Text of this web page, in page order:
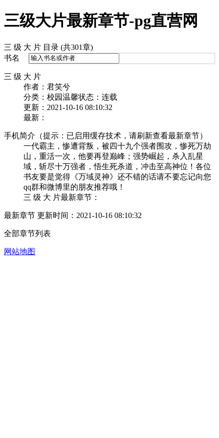
三级大片最新章节-pg直营网
三 级 大 片 目录 (共301章)
书名
三 级 大 片
作者：君笑兮
分类：校园温馨状态：连载
更新：2021-10-16 08:10:32
最新：
手机简介（提示：已启用缓存技术，请刷新查看最新章节）
一代霸主，惨遭背叛，被四十九个强者围攻，惨死万劫
山，重活一次，他要再登巅峰；强势崛起，杀入乱星
域，斩尽十万强者，悟生死杀道，冲击至高神位！各位
书友要是觉得《万域灵神》还不错的话请不要忘记向您
qq群和微博里的朋友推荐哦！
三 级 大 片最新章节：
最新章节 更新时间：2021-10-16 08:10:32
全部章节列表
网站地图